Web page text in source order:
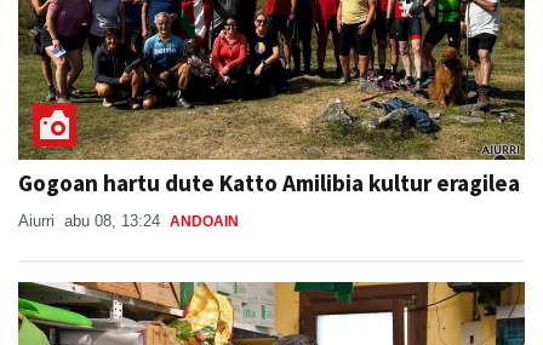
Gogoan hartu dute Katto Amilibia kultur eragilea
Aiurri abu 08, 13:24 ANDOAIN